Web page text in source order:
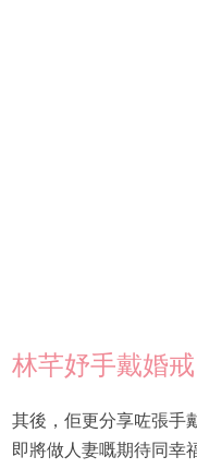
林芊妤手戴婚戒
其後，佢更分享咗張手
即將做人妻嘅期待同幸